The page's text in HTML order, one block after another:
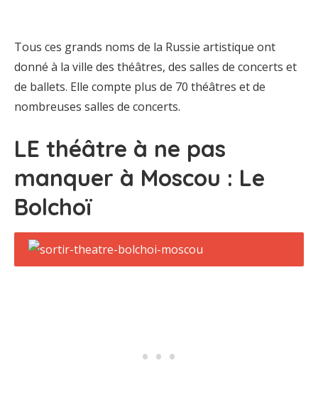
Tous ces grands noms de la Russie artistique ont
donné à la ville des théâtres, des salles de concerts et
de ballets. Elle compte plus de 70 théâtres et de
nombreuses salles de concerts.
LE théâtre à ne pas
manquer à Moscou : Le
Bolchoï